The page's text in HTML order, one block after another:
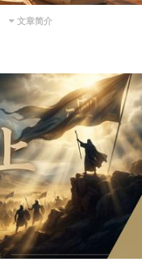
文章简介